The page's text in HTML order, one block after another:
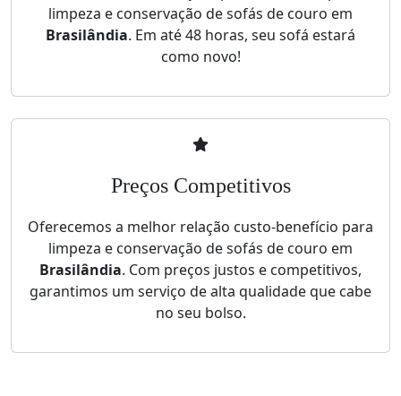
limpeza e conservação de sofás de couro em
Brasilândia. Em até 48 horas, seu sofá estará
como novo!
Preços Competitivos
Oferecemos a melhor relação custo-benefício para
limpeza e conservação de sofás de couro em
Brasilândia. Com preços justos e competitivos,
garantimos um serviço de alta qualidade que cabe
no seu bolso.